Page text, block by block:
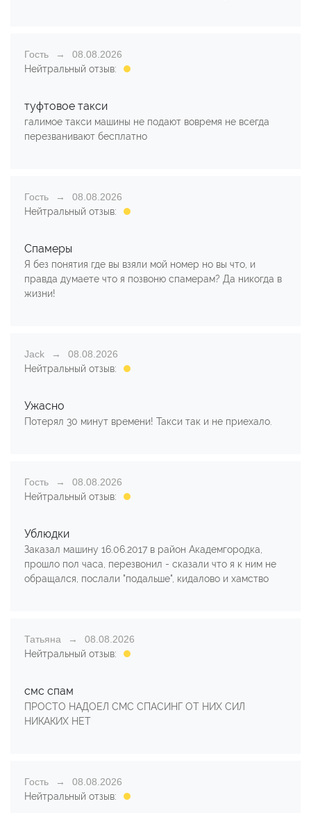
Гость
08.08.2026
Нейтральный отзыв:
туфтовое такси
галимое такси машины не подают вовремя не всегда
перезванивают бесплатно
Гость
08.08.2026
Нейтральный отзыв:
Спамеры
Я без понятия где вы взяли мой номер но вы что, и
правда думаете что я позвоню спамерам? Да никогда в
жизни!
Jack
08.08.2026
Нейтральный отзыв:
Ужасно
Потерял 30 минут времени! Такси так и не приехало.
Гость
08.08.2026
Нейтральный отзыв:
Ублюдки
Заказал машину 16.06.2017 в район Академгородка,
прошло пол часа, перезвонил - сказали что я к ним не
обращался, послали "подальше", кидалово и хамство
Татьяна
08.08.2026
Нейтральный отзыв:
смс спам
ПРОСТО НАДОЕЛ СМС СПАСИНГ ОТ НИХ СИЛ
НИКАКИХ НЕТ
Гость
08.08.2026
Нейтральный отзыв: